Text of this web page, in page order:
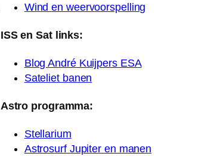
Wind en weervoorspelling
ISS en Sat links:
Blog André Kuijpers ESA
Sateliet banen
Astro programma:
Stellarium
Astrosurf Jupiter en manen